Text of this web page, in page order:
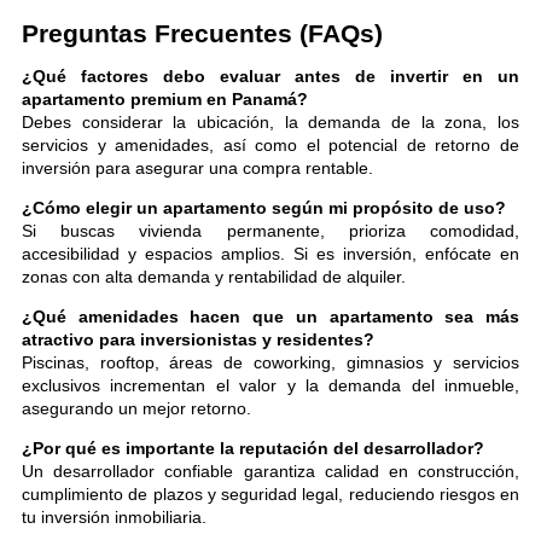
Preguntas Frecuentes (FAQs)
¿Qué factores debo evaluar antes de invertir en un
apartamento premium en Panamá?
Debes considerar la ubicación, la demanda de la zona, los
servicios y amenidades, así como el potencial de retorno de
inversión para asegurar una compra rentable.
¿Cómo elegir un apartamento según mi propósito de uso?
Si buscas vivienda permanente, prioriza comodidad,
accesibilidad y espacios amplios. Si es inversión, enfócate en
zonas con alta demanda y rentabilidad de alquiler.
¿Qué amenidades hacen que un apartamento sea más
atractivo para inversionistas y residentes?
Piscinas, rooftop, áreas de coworking, gimnasios y servicios
exclusivos incrementan el valor y la demanda del inmueble,
asegurando un mejor retorno.
¿Por qué es importante la reputación del desarrollador?
Un desarrollador confiable garantiza calidad en construcción,
cumplimiento de plazos y seguridad legal, reduciendo riesgos en
tu inversión inmobiliaria.